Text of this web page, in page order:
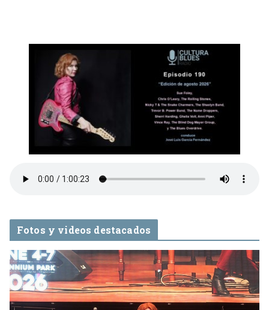
Fotos y videos destacados